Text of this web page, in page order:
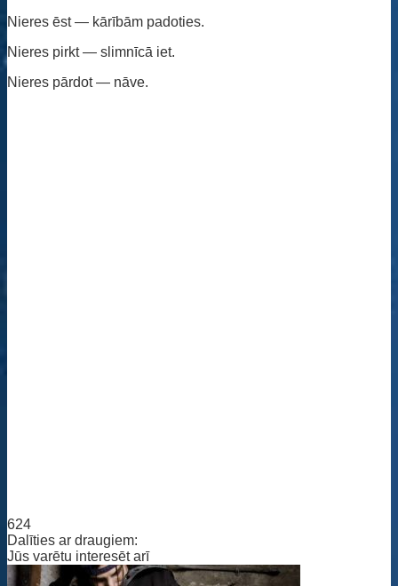
Nieres ēst — kārībām padoties.
Nieres pirkt — slimnīcā iet.
Nieres pārdot — nāve.
624
Dalīties ar draugiem:
Jūs varētu interesēt arī